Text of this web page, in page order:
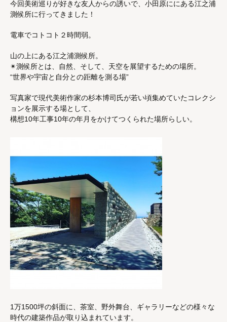
今回美術巡りが好きな友人からの誘いで、小田原ににある江之浦
測候所に行ってきました！
電車でコトコト２時間弱。
山の上にある江之浦測候所。
✴︎測候所とは、自然、そして、天空を展望するための場所。
“世界や宇宙と自分との距離を測る場”
写真家で現代美術作家の杉本博司氏が若い頃集めていたコレクシ
ョンを展示する場として、
構想10年工事10年の年月をかけてつくられた場所らしい。
1万1500坪の斜面に、茶室、野外舞台、ギャラリーなどの様々な
時代の建築作品が取り込まれています。